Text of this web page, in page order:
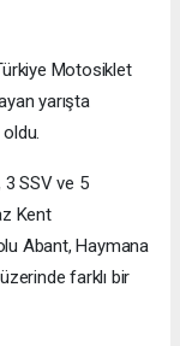
Motosiklet
yarışta
SSV ve 5
Kent
Abant, Haymana
farklı bir